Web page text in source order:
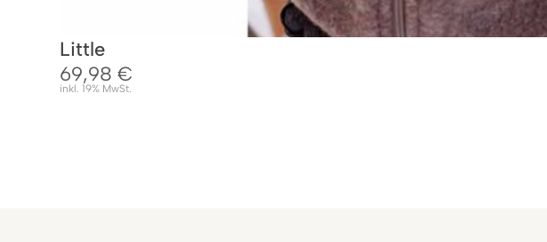
Little
69,98€
inkl. 19% MwSt.